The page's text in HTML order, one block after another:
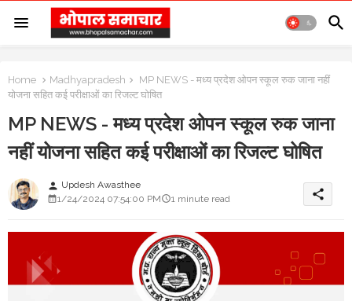
Home Madhyapradesh
MP NEWS - मध्य प्रदेश ओपन स्कूल रुक जाना नहीं
योजना सहित कई परीक्षाओं का रिजल्ट घोषित
MP NEWS - मध्य प्रदेश ओपन स्कूल रुक जाना
नहीं योजना सहित कई परीक्षाओं का रिजल्ट घोषित
person Updesh Awasthee
1/24/2024 07:54:00 PM
1 minute read share